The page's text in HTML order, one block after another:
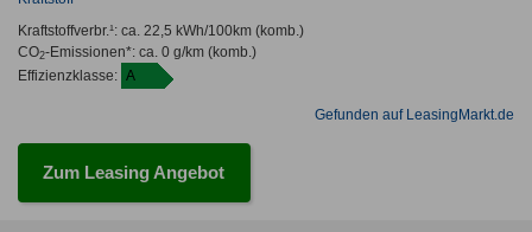
Kraftstoffverbr.¹: ca. 22,5 kWh/100km(komb.)
CO2-Emissionen*: ca. 0 g/km(komb.)
Effizienzklasse: A
Gefunden auf LeasingMarkt.de
Zum Leasing Angebot